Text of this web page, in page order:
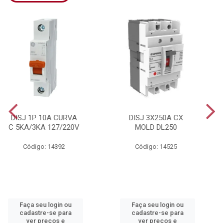
DISJ 1P 10A CURVA
C 5KA/3KA 127/220V
Código: 14392
Faça seu login ou
cadastre-se para
ver preços e
DISJ 3X250A CX
MOLD DL250
Código: 14525
Faça seu login ou
cadastre-se para
ver preços e